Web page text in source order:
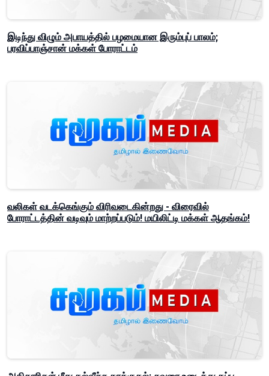
இடிந்து விழும் அபாயத்தில் பழமையான இரும்புப் பாலம்;
பரவிப்பாஞ்சான் மக்கள் போராட்டம்
வலிகள் வடக்கெங்கும் விரிவடைகின்றது - விரைவில்
போராட்டத்தின் வடிவும் மாற்றப்படும்! மயிலிட்டி மக்கள் ஆதங்கம்!